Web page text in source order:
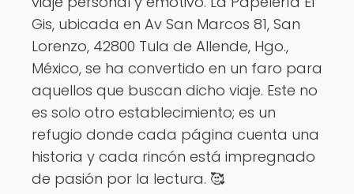
Gis, ubicada en Av San Marcos 81, San
Lorenzo, 42800 Tula de Allende, Hgo.,
México, se ha convertido en un faro para
aquellos que buscan dicho viaje. Este no
es solo otro establecimiento; es un
refugio donde cada página cuenta una
historia y cada rincón está impregnado
de pasión por la lectura. 🥰